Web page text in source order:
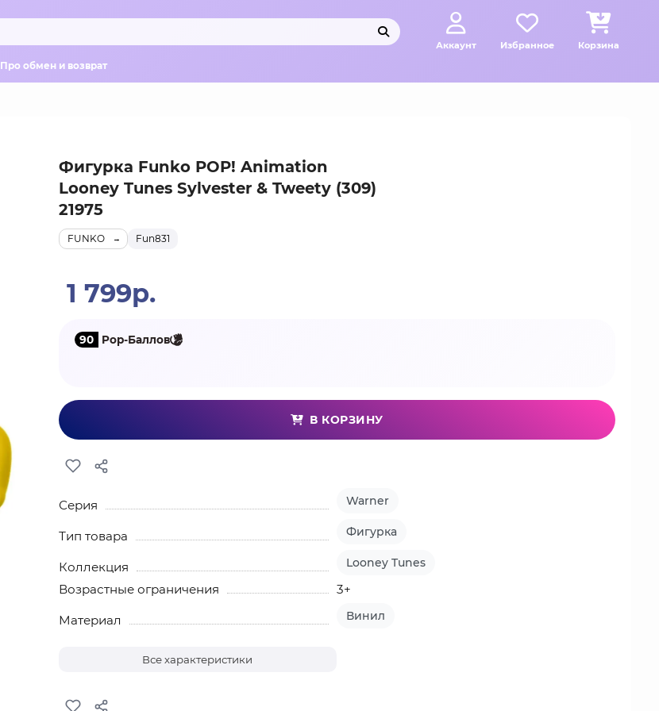
Аккаунт Избранное Корзина
Про обмен и возврат
Фигурка Funko POP! Animation
Looney Tunes Sylvester & Tweety (309)
21975
Fun831
FUNKO
1 799р.
90 Pop-Баллов
В КОРЗИНУ
Серия Warner
Тип товара Фигурка
Коллекция Looney Tunes
Возрастные ограничения 3+
Материал Винил
Все характеристики